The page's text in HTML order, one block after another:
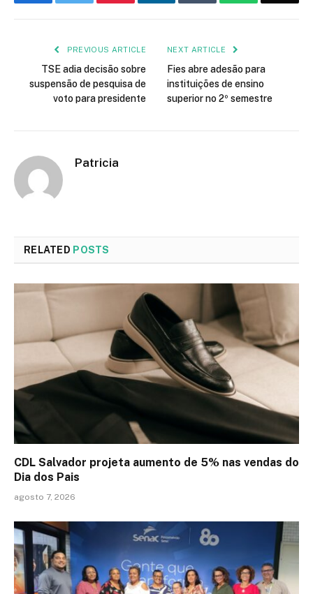
PREVIOUS ARTICLE
TSE adia decisão sobre
suspensão de pesquisa de
voto para presidente
NEXT ARTICLE
Fies abre adesão para
instituições de ensino
superior no 2º semestre
Patricia
RELATED POSTS
CDL Salvador projeta aumento de 5% nas vendas do
Dia dos Pais
agosto 7, 2026